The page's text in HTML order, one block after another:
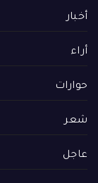
أخبار
أراء
حوارات
شعر
عاجل